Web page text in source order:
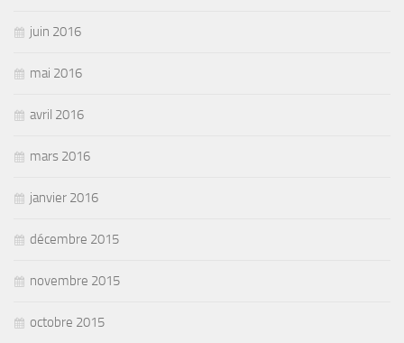
juin 2016
mai 2016
avril 2016
mars 2016
janvier 2016
décembre 2015
novembre 2015
octobre 2015